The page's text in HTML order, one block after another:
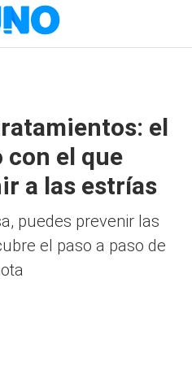
el
con el que
a las estrías
puedes prevenir las
el paso a paso de